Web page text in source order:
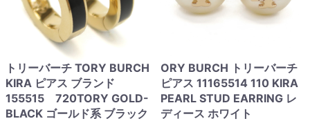
トリーバーチ TORY BURCH
KIRA ピアス ブランド
155515 720TORY GOLD-
BLACK ゴールド系 ブラック
ORY BURCH トリーバーチ
ピアス 11165514 110 KIRA
PEARL STUD EARRING レ
ディース ホワイト